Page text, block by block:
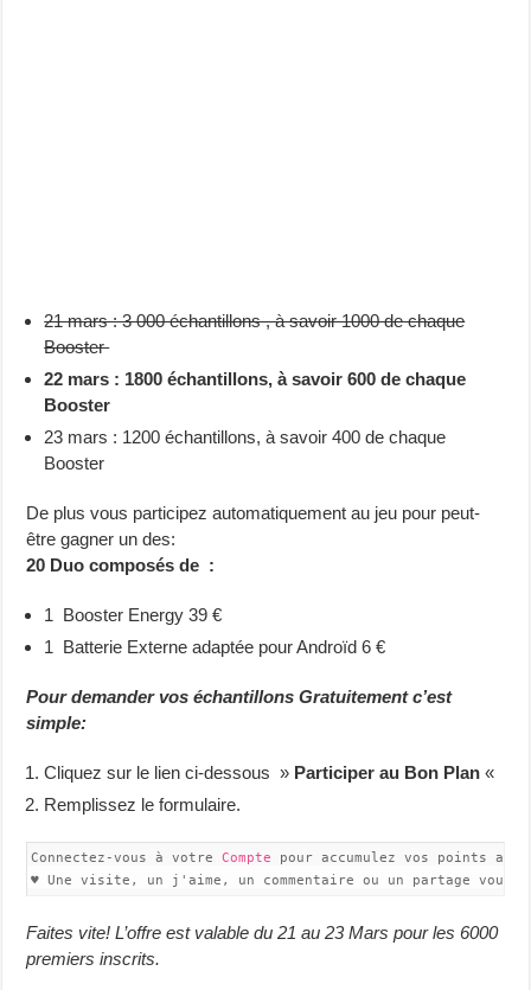
21 mars : 3 000 échantillons , à savoir 1000 de chaque
Booster
22 mars : 1800 échantillons, à savoir 600 de chaque
Booster
23 mars : 1200 échantillons, à savoir 400 de chaque
Booster
De plus vous participez automatiquement au jeu pour peut-
être gagner un des:
20 Duo composés de :
1 Booster Energy 39 €
1 Batterie Externe adaptée pour Androïd 6 €
Pour demander vos échantillons Gratuitement c’est
simple:
Cliquez sur le lien ci-dessous » Participer au Bon Plan «
Remplissez le formulaire.
Connectez-vous à votre Compte pour accumulez vos points
♥ Une visite, un j'aime, un commentaire ou un partage vous
Faites vite! L’offre est valable du 21 au 23 Mars pour les 6000
premiers inscrits.